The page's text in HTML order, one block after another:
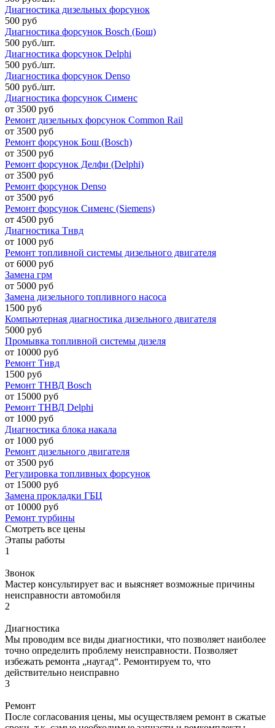
Диагностика дизельных форсунок
500 руб
Диагностика форсунок Bosch (Бош)
500 руб./шт.
Диагностика форсунок Delphi
500 руб./шт.
Диагностика форсунок Denso
500 руб./шт.
Диагностика форсунок Сименс
от 3500 руб
Ремонт дизельных форсунок Common Rail
от 3500 руб
Ремонт форсунок Бош (Bosch)
от 3500 руб
Ремонт форсунок Делфи (Delphi)
от 3500 руб
Ремонт форсунок Denso
от 3500 руб
Ремонт форсунок Сименс (Siemens)
от 4500 руб
Диагностика Тнвд
от 1000 руб
Ремонт топливной системы дизельного двигателя
от 6000 руб
Замена грм
от 5000 руб
Замена дизельного топливного насоса
1500 руб
Компьютерная диагностика дизельного двигателя
5000 руб
Промывка топливной системы дизеля
от 10000 руб
Ремонт Тнвд
1500 руб
Ремонт ТНВД Bosch
от 15000 руб
Ремонт ТНВД Delphi
от 1000 руб
Диагностика блока накала
от 1000 руб
Ремонт дизельного двигателя
от 3500 руб
Регулировка топливных форсунок
от 15000 руб
Замена прокладки ГБЦ
от 10000 руб
Ремонт турбины
Смотреть все цены
Этапы работы
1
Звонок
Мастер консультирует вас и выясняет возможные причины
неисправности автомобиля
2
Диагностика
Мы проводим все виды диагностики, что позволяет наиболее
точно определить проблему неисправности. Позволяет
избежать ремонта „наугад“. Ремонтируем то, что
действительно неисправно
3
Ремонт
После согласования цены, мы осуществляем ремонт в сжатые